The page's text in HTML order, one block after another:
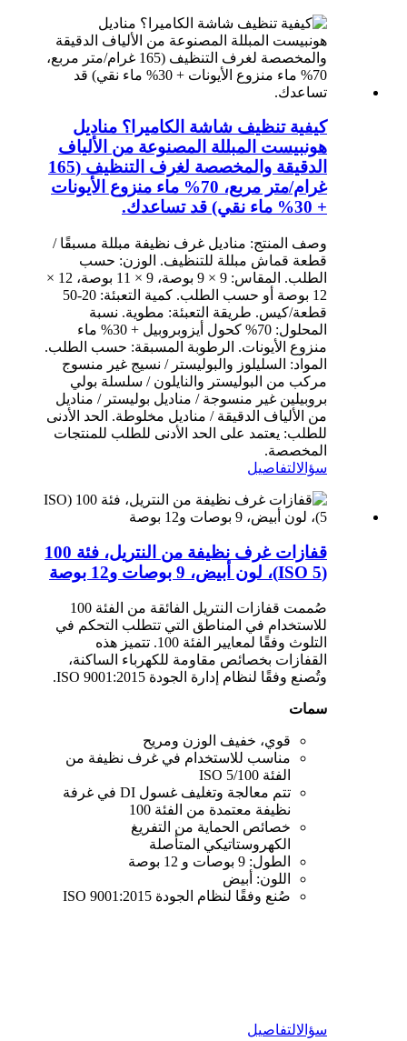
كيفية تنظيف شاشة الكاميرا؟ مناديل
هونبيست المبللة المصنوعة من الألياف
الدقيقة والمخصصة لغرف التنظيف (165
غرام/متر مربع، 70% ماء منزوع الأيونات
+ 30% ماء نقي) قد تساعدك.
وصف المنتج: مناديل غرف نظيفة مبللة مسبقًا /
قطعة قماش مبللة للتنظيف. الوزن: حسب
الطلب. المقاس: 9 × 9 بوصة، 9 × 11 بوصة، 12 ×
12 بوصة أو حسب الطلب. كمية التعبئة: 20-50
قطعة/كيس. طريقة التعبئة: مطوية. نسبة
المحلول: 70% كحول أيزوبروبيل + 30% ماء
منزوع الأيونات. الرطوبة المسبقة: حسب الطلب.
المواد: السليلوز والبوليستر / نسيج غير منسوج
مركب من البوليستر والنايلون / سلسلة بولي
بروبيلين غير منسوجة / مناديل بوليستر / مناديل
من الألياف الدقيقة / مناديل مخلوطة. الحد الأدنى
للطلب: يعتمد على الحد الأدنى للطلب للمنتجات
المخصصة.
سؤالالتفاصيل
قفازات غرف نظيفة من النتريل، فئة 100
(ISO 5)، لون أبيض، 9 بوصات و12 بوصة
صُممت قفازات النتريل الفائقة من الفئة 100
للاستخدام في المناطق التي تتطلب التحكم في
التلوث وفقًا لمعايير الفئة 100. تتميز هذه
القفازات بخصائص مقاومة للكهرباء الساكنة،
وتُصنع وفقًا لنظام إدارة الجودة ISO 9001:2015.
سمات
قوي، خفيف الوزن ومريح
مناسب للاستخدام في غرف نظيفة من
الفئة 100/ISO 5
تتم معالجة وتغليف غسول DI في غرفة
نظيفة معتمدة من الفئة 100
خصائص الحماية من التفريغ
الكهروستاتيكي المتأصلة
الطول: 9 بوصات و 12 بوصة
اللون: أبيض
صُنع وفقًا لنظام الجودة ISO 9001:2015
سؤالالتفاصيل